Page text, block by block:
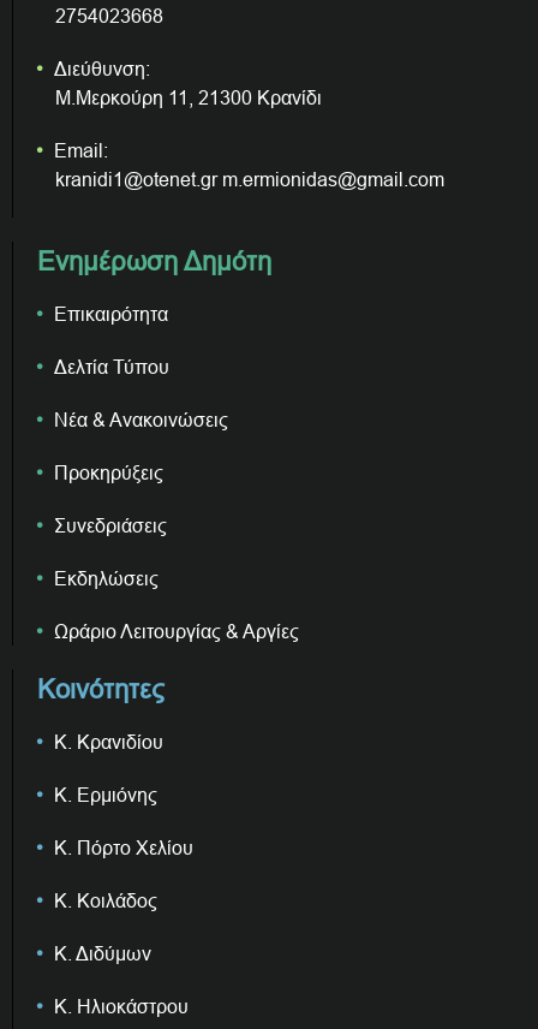
2754023668
Διεύθυνση:
Μ.Μερκούρη 11, 21300 Κρανίδι
Email:
kranidi1@otenet.gr m.ermionidas@gmail.com
Ενημέρωση Δημότη
Επικαιρότητα
Δελτία Τύπου
Νέα & Ανακοινώσεις
Προκηρύξεις
Συνεδριάσεις
Εκδηλώσεις
Ωράριο Λειτουργίας & Αργίες
Κοινότητες
Κ. Κρανιδίου
Κ. Ερμιόνης
Κ. Πόρτο Χελίου
Κ. Κοιλάδος
Κ. Διδύμων
Κ. Ηλιοκάστρου